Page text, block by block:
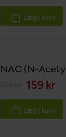
100%
Læg i kurv
NAC (N-
159 kr
Læg i kurv